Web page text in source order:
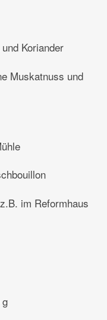
Koriander
Muskatnuss und
im Reformhaus